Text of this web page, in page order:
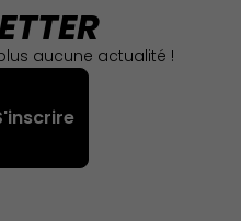
aucune actualité !